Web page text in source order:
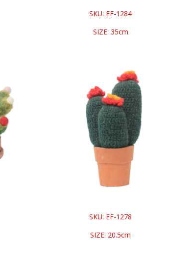
SKU: EF-1284
SIZE: 35cm
SKU: EF-1278
SIZE: 20.5cm